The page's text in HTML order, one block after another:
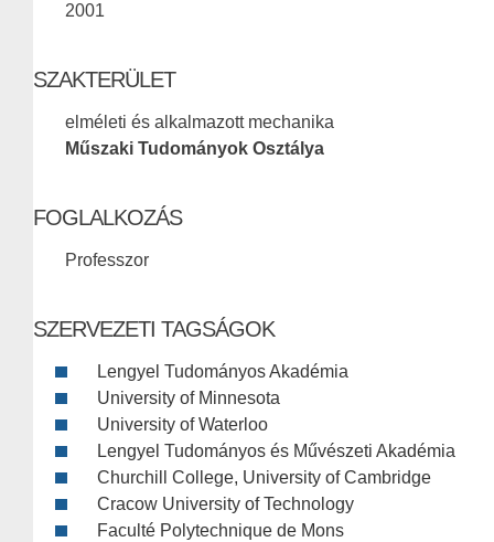
2001
SZAKTERÜLET
elméleti és alkalmazott mechanika
Műszaki Tudományok Osztálya
FOGLALKOZÁS
Professzor
SZERVEZETI TAGSÁGOK
Lengyel Tudományos Akadémia
University of Minnesota
University of Waterloo
Lengyel Tudományos és Művészeti Akadémia
Churchill College, University of Cambridge
Cracow University of Technology
Faculté Polytechnique de Mons